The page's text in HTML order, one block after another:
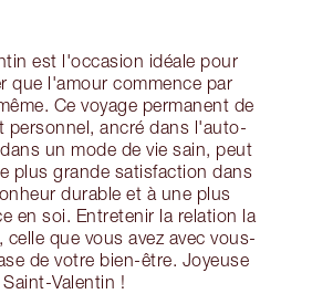
est l'occasion idéale pour
que l'amour commence par
Ce voyage permanent de
personnel, ancré dans l'auto-
un mode de vie sain, peut
plus grande satisfaction dans
durable et à une plus
en soi. Entretenir la relation la
que vous avez avec vous-
de votre bien-être. Joyeuse
Saint-Valentin !